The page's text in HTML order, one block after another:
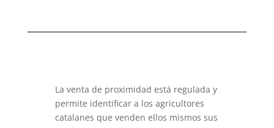
La venta de proximidad está regulada y
permite identificar a los agricultores
catalanes que venden ellos mismos sus